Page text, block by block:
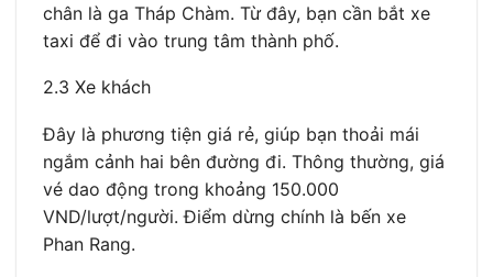
chân là ga Tháp Chàm. Từ đây, bạn cần bắt xe
taxi để đi vào trung tâm thành phố.
2.3 Xe khách
Đây là phương tiện giá rẻ, giúp bạn thoải mái
ngắm cảnh hai bên đường đi. Thông thường, giá
vé dao động trong khoảng 150.000
VND/lượt/người. Điểm dừng chính là bến xe
Phan Rang.